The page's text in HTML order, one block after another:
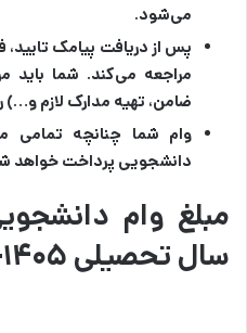
می‌شود.
پس از دریافت پیامک تایید،
مراجعه می‌کند. شما باید
ضامن، تهیه مدارک لازم و…)
وام شما چنانچه تمامی
دانشجویی پرداخت خواهد
مبلغ وام
سال تحصیلی ۱۴۰۵-۱۴۰۴